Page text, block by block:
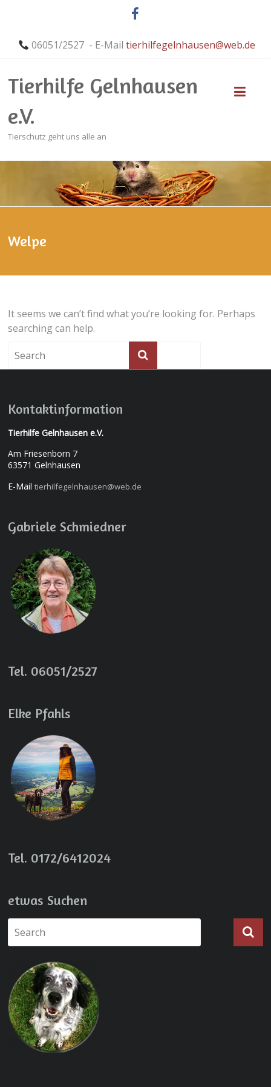
06051/2527 - E-Mailtierhilfegelnhausen@web.de
Tierhilfe Gelnhausen
e.V.
Tierschutz geht uns alle an
Welpe
It seems we can’t find what you’re looking for. Perhaps
searching can help.
Kontaktinformation
Tierhilfe Gelnhausen e.V.
Am Friesenborn 7
63571 Gelnhausen
E-Mailtierhilfegelnhausen@web.de
Gabriele Schmiedner
Tel. 06051/2527
Elke Pfahls
Tel. 0172/6412024
etwas Suchen